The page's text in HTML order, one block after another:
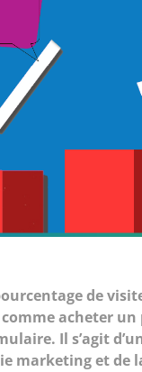
de
acheter un
Il s’agit
marketing et de